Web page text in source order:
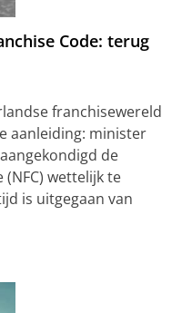
Code: terug
franchisewereld
aanleiding: minister
de
(NFC) wettelijk te
is uitgegaan van